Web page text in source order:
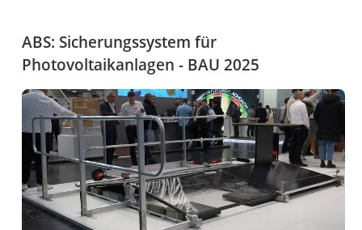
ABS: Sicherungssystem für
Photovoltaikanlagen - BAU 2025